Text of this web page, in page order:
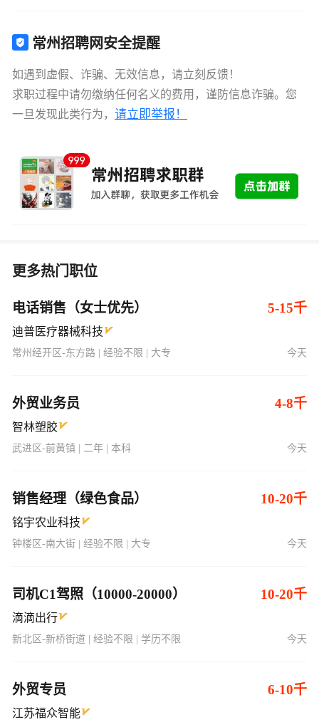
常州招聘网安全提醒
如遇到虚假、诈骗、无效信息，请立刻反馈！
求职过程中请勿缴纳任何名义的费用，谨防信息诈骗。您
一旦发现此类行为， 请立即举报！
更多热门职位
电话销售（女士优先） 5-15千
迪普医疗器械科技
常州经开区-东方路 | 经验不限 | 大专 今天
外贸业务员 4-8千
智林塑胶
武进区-前黄镇 | 二年 | 本科 今天
销售经理（绿色食品） 10-20千
铭宇农业科技
钟楼区-南大街 | 经验不限 | 大专 今天
司机C1驾照（10000-20000） 10-20千
滴滴出行
新北区-新桥街道 | 经验不限 | 学历不限 今天
外贸专员 6-10千
江苏福众智能